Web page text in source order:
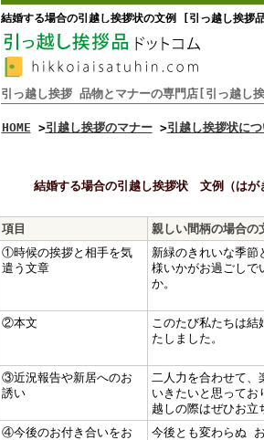
結婚する場合の引越し挨拶状の文例 [引っ越し挨拶
引っ越し挨拶 品物とマナーの専門店[引っ越し
HOME >引越し挨拶のマナー>引越し挨拶状に
結婚する場合の引越し挨拶状 文例（はが
項目
親しい間柄の場合の
①時候の挨拶と相手を気
遣う文章
新緑のきれいな季節
様いかがお過ごしで
か。
②本文
このたび私たちは結
たしました。
③近況報告や新居へのお
誘い
二人力を合わせて、
いきたいと思ってお
越しの際はぜひお立
④今後のお付き合いをお
今後とも変わらぬ